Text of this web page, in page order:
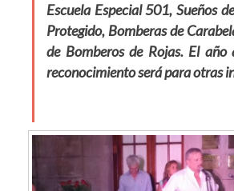
Escuela Especial 501, Sueños
Protegido, Bomberas de
de Bomberos de Rojas. El año
reconocimiento será para otras